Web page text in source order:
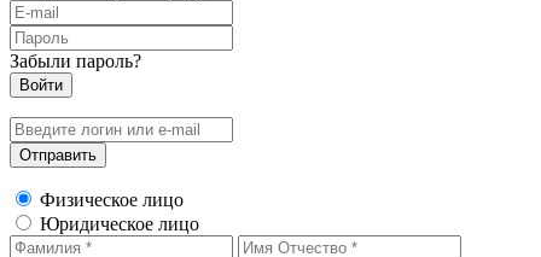
Забыли пароль?
Физическое лицо
Юридическое лицо